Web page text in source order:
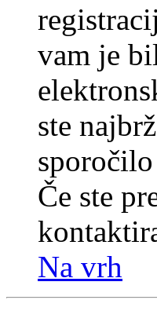
vam je
ste
Če ste
Na vrh